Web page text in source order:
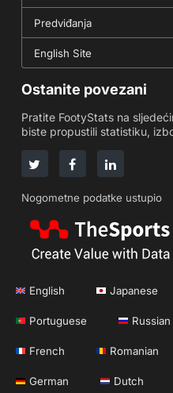
Predviđanja
English Site
Ostanite povezani
Pratite FootyStats na
biste propustili statistiku,
Nogometne podatke ustupio
English Japanese
Portuguese Russian
French Romanian
German Dutch